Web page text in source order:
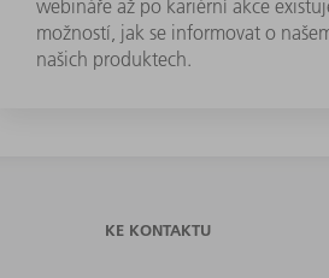
webináře až po kariérní akce
možností, jak se informovat o
našich produktech.
KE KONTAKTU